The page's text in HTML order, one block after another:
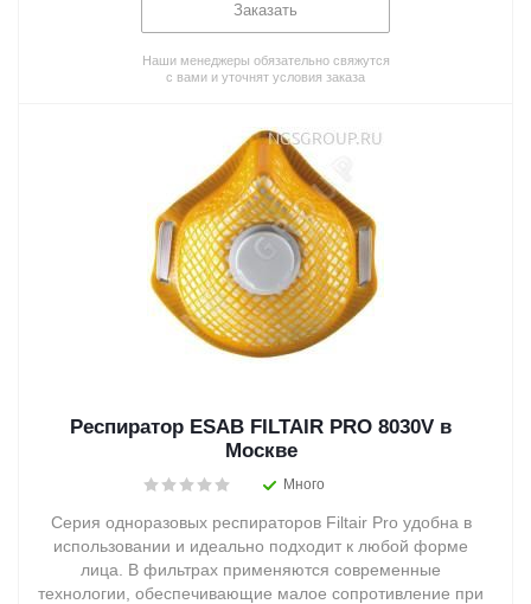
Заказать
Наши менеджеры обязательно свяжутся
с вами и уточнят условия заказа
Респиратор ESAB FILTAIR PRO 8030V в
Москве
Много
Серия одноразовых респираторов Filtair Pro удобна в
использовании и идеально подходит к любой форме
лица. В фильтрах применяются современные
технологии, обеспечивающие малое сопротивление при